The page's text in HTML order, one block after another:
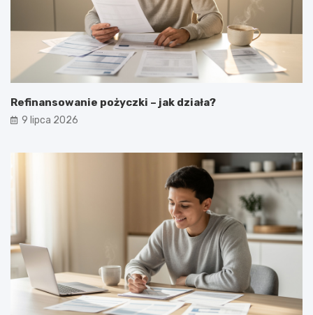
Refinansowanie pożyczki – jak działa?
9 lipca 2026